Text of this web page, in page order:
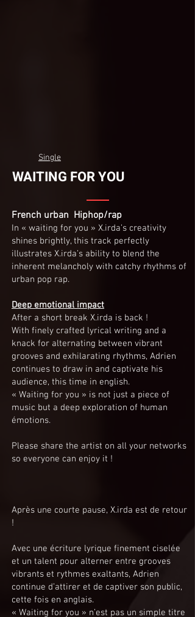
Single
WAITING FOR YOU
French urban Hiphop/rap
In « waiting for you » X.irda’s creativity
shines brightly, this track perfectly
illustrates X.irda’s ability to blend the
inherent melancholy with catchy rhythms of
urban pop rap.
Deep emotional impact
After a short break X.irda is back !
With finely crafted lyrical writing and a
knack for alternating between vibrant
grooves and exhilarating rhythms, Adrien
continues to draw in and captivate his
audience, this time in english.
« Waiting for you » is not just a piece of
music but a deep exploration of human
émotions.
Please share the artist on all your networks
so everyone can enjoy it !
Après une courte pause, X.irda est de retour
!
Avec une écriture lyrique finement ciselée
et un talent pour alterner entre grooves
vibrants et rythmes exaltants, Adrien
continue d’attirer et de captiver son public,
cette fois en anglais.
« Waiting for you » n’est pas un simple titre